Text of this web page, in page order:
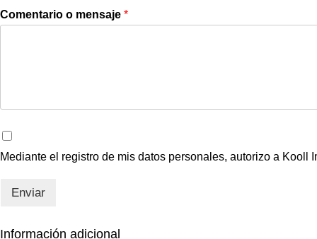
Comentario o mensaje *
Mediante el registro de mis datos personales, autorizo a
Enviar
Información adicional